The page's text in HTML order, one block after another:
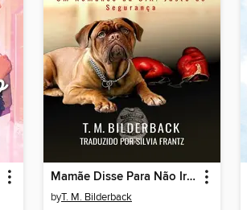
Mamãe Disse Para Não Ir--Um Conto da Cia. Justo de Segurança
byT. M. Bilderback